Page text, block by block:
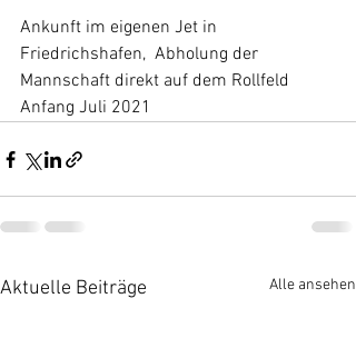
Ankunft im eigenen Jet in
Friedrichshafen,  Abholung der
Mannschaft direkt auf dem Rollfeld
Anfang Juli 2021
Aktuelle Beiträge Alle ansehen